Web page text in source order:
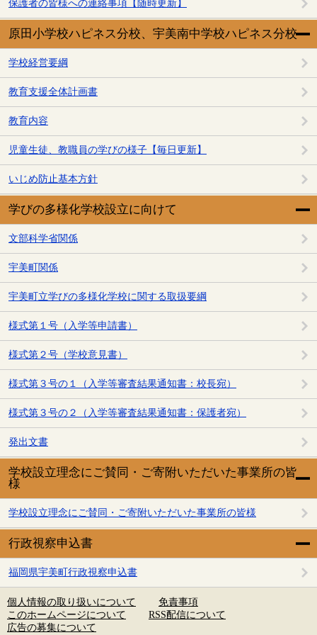
保護者の皆様への連絡事項【随時更新】
原田小学校ハピネス分校、宇美南中学校ハピネス分校
学校経営要綱
教育支援全体計画書
教育内容
児童生徒、教職員の学びの様子【毎日更新】
いじめ防止基本方針
学びの多様化学校設立に向けて
文部科学省関係
宇美町関係
宇美町立学びの多様化学校に関する取扱要綱
様式第１号（入学等申請書）
様式第２号（学校意見書）
様式第３号の１（入学等審査結果通知書：校長宛）
様式第３号の２（入学等審査結果通知書：保護者宛）
発出文書
学校設立理念にご賛同・ご寄附いただいた事業所の皆
様
学校設立理念にご賛同・ご寄附いただいた事業所の皆様
行政視察申込書
福岡県宇美町行政視察申込書
個人情報の取り扱いについて
免責事項
このホームページについて
RSS配信について
広告の募集について